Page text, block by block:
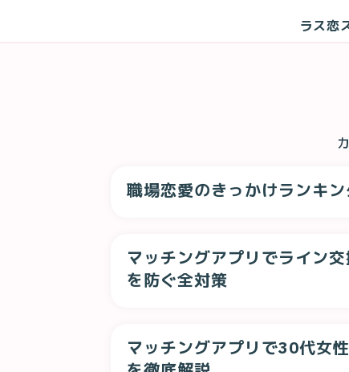
ラス恋
職場恋愛のきっかけランキ
マッチングアプリでライン
を防ぐ全対策
マッチングアプリで30代女